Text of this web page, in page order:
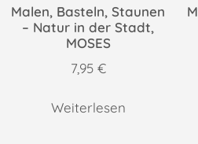
Malen, Basteln, Staunen
– Natur in der Stadt,
MOSES
7,95 €
Weiterlesen